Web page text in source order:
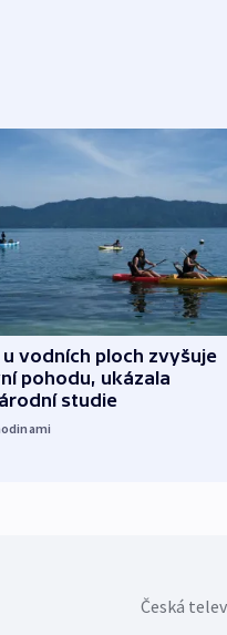
vodních ploch zvyšuje
pohodu, ukázala
studie
Česká